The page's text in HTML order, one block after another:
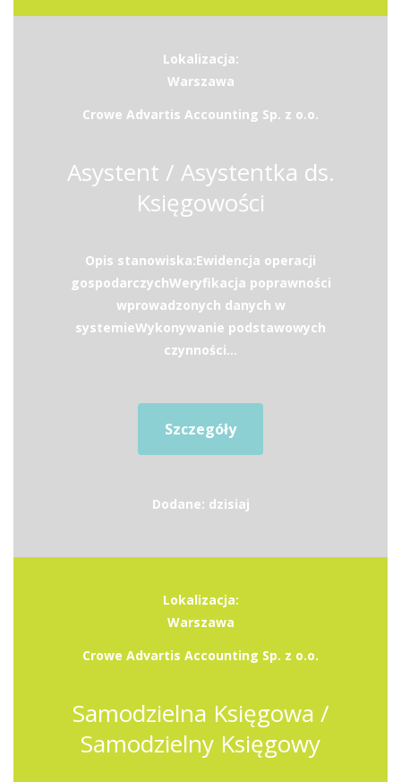
Lokalizacja:
Warszawa
Crowe Advartis Accounting Sp. z o.o.
Asystent / Asystentka ds.
Księgowości
Opis stanowiska:Ewidencja operacji
gospodarczychWeryfikacja poprawności
wprowadzonych danych w
systemieWykonywanie podstawowych
czynności...
Szczegóły
Dodane: dzisiaj
Lokalizacja:
Warszawa
Crowe Advartis Accounting Sp. z o.o.
Samodzielna Księgowa /
Samodzielny Księgowy